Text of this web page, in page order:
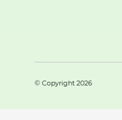
© Copyright 2026